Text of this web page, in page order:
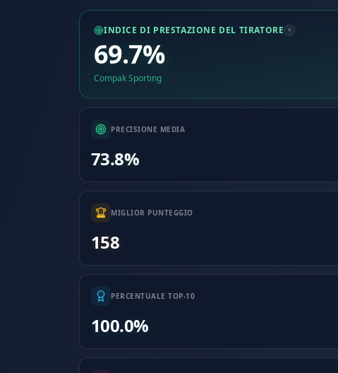
INDICE DI PRESTAZIONE DEL TIRATORE
69.7%
Compak Sporting
PRECISIONE MEDIA
73.8%
MIGLIOR PUNTEGGIO
158
PERCENTUALE TOP-10
100.0%